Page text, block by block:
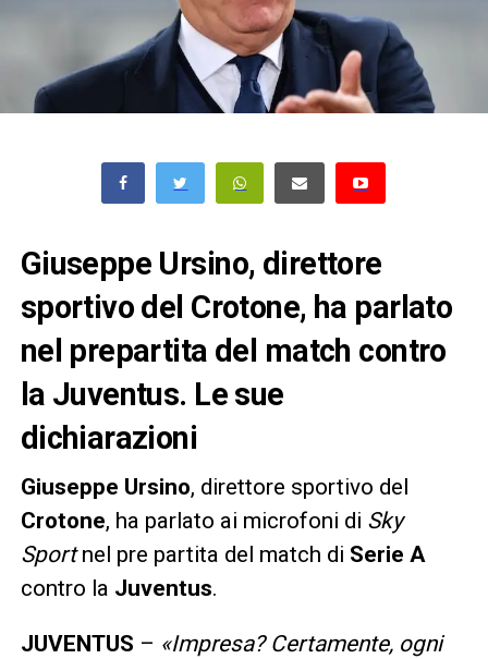
Giuseppe Ursino, direttore
sportivo del Crotone, ha parlato
nel prepartita del match contro
la Juventus. Le sue
dichiarazioni
Giuseppe Ursino, direttore sportivo del
Crotone, ha parlato ai microfoni di Sky
Sportnel pre partita del match di Serie A
contro la Juventus.
JUVENTUS – «Impresa? Certamente, ogni